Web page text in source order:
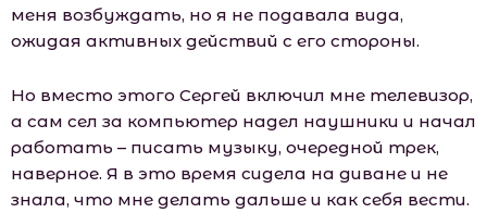
меня возбуждать, но я не подавала вида,
ожидая активных действий с его стороны.
Но вместо этого Сергей включил мне телевизор,
а сам сел за компьютер надел наушники и начал
работать – писать музыку, очередной трек,
наверное. Я в это время сидела на диване и не
знала, что мне делать дальше и как себя вести.